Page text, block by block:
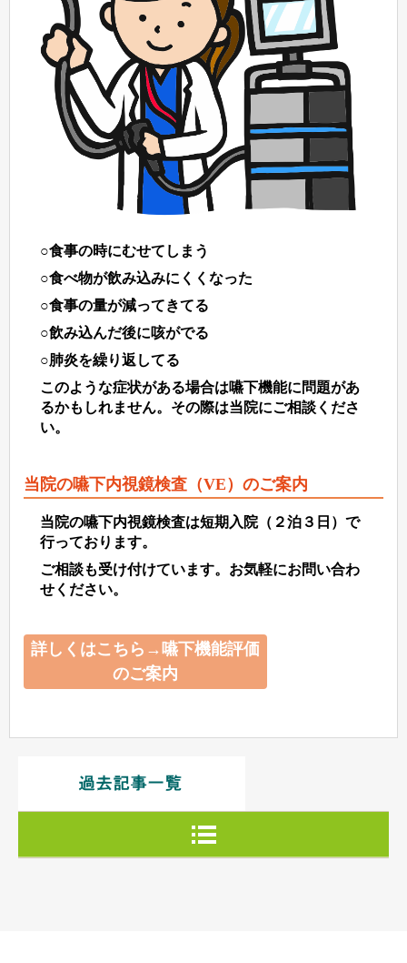
○食事の時にむせてしまう
○食べ物が飲み込みにくくなった
○食事の量が減ってきてる
○飲み込んだ後に咳がでる
○肺炎を繰り返してる
このような症状がある場合は嚥下機能に問題があ
るかもしれません。その際は当院にご相談くださ
い。
当院の嚥下内視鏡検査（VE）のご案内
当院の嚥下内視鏡検査は短期入院（２泊３日）で
行っております。
ご相談も受け付けています。お気軽にお問い合わ
せください。
詳しくはこちら→嚥下機能評価
のご案内